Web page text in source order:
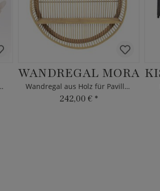
WANDREGAL MORA
Wandregal aus Holz für Pavillons
242,00 € *